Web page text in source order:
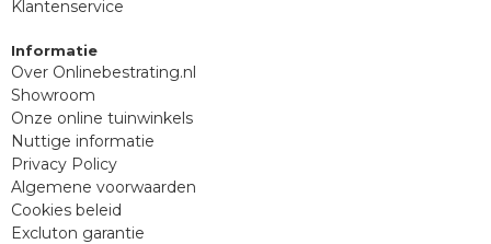
Klantenservice
Informatie
Over Onlinebestrating.nl
Showroom
Onze online tuinwinkels
Nuttige informatie
Privacy Policy
Algemene voorwaarden
Cookies beleid
Excluton garantie